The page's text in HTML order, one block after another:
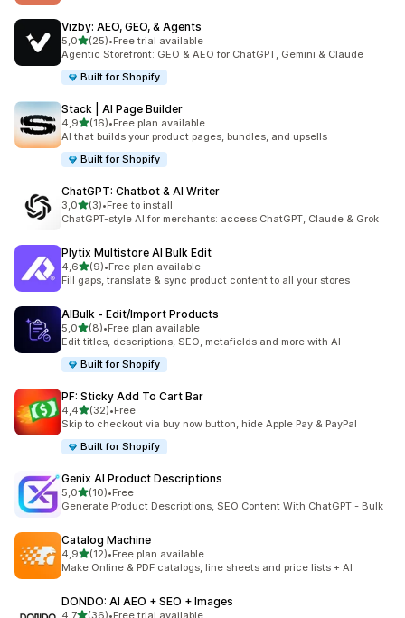
Vizby: AEO, GEO, & Agents
5,0av 5 stjerner
(25)
Totalt 25 omtaler
•Free trial available
Agentic Storefront: GEO & AEO for ChatGPT, Gemini & Claude
Built for Shopify
Stack | AI Page Builder
4,9av 5 stjerner
(16)
Totalt 16 omtaler
•Free plan available
AI that builds your product pages, bundles, and upsells
Built for Shopify
ChatGPT: Chatbot & AI Writer
3,0av 5 stjerner
(3)
Totalt 3 omtaler
•Free to install
ChatGPT-style AI for merchants: access ChatGPT, Claude & Grok
Plytix Multistore AI Bulk Edit
4,6av 5 stjerner
(9)
Totalt 9 omtaler
•Free plan available
Fill gaps, translate & sync product content to all your stores
AIBulk ‑ Edit/Import Products
5,0av 5 stjerner
(8)
Totalt 8 omtaler
•Free plan available
Edit titles, descriptions, SEO, metafields and more with AI
Built for Shopify
PF: Sticky Add To Cart Bar
4,4av 5 stjerner
(32)
Totalt 32 omtaler
•Free
Skip to checkout via buy now button, hide Apple Pay & PayPal
Built for Shopify
Genix AI Product Descriptions
5,0av 5 stjerner
(10)
Totalt 10 omtaler
•Free
Generate Product Descriptions, SEO Content With ChatGPT - Bulk
Catalog Machine
4,9av 5 stjerner
(12)
Totalt 12 omtaler
•Free plan available
Make Online & PDF catalogs, line sheets and price lists + AI
DONDO: AI AEO + SEO + Images
4,7av 5 stjerner
(36)•Free trial available